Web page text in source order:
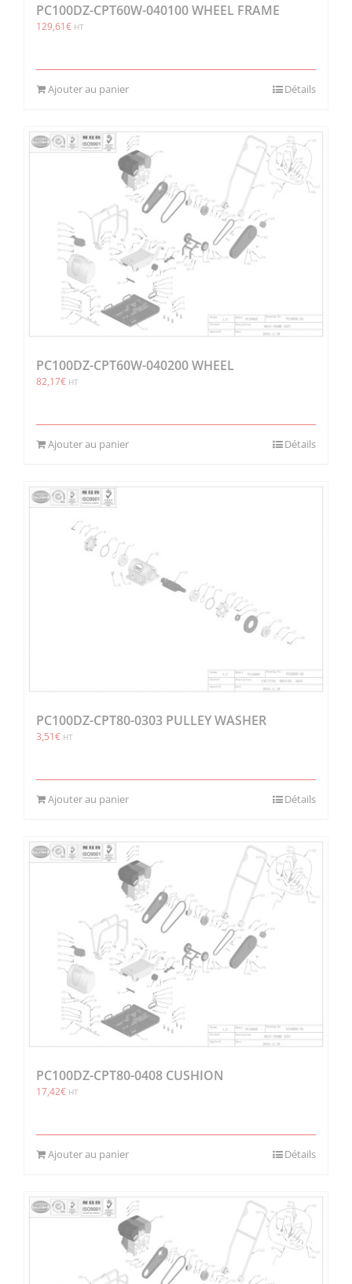
PC100DZ-CPT60W-040100 WHEEL FRAME
129,61€ HT
Ajouter au panier Détails
PC100DZ-CPT60W-040200 WHEEL
82,17€ HT
Ajouter au panier Détails
PC100DZ-CPT80-0303 PULLEY WASHER
3,51€ HT
Ajouter au panier Détails
PC100DZ-CPT80-0408 CUSHION
17,42€ HT
Ajouter au panier Détails